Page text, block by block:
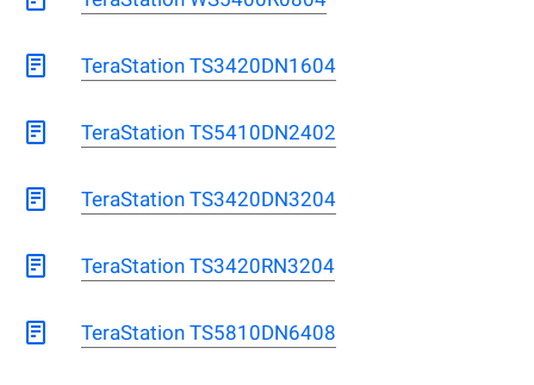
TeraStation TS3420DN1604
TeraStation TS5410DN2402
TeraStation TS3420DN3204
TeraStation TS3420RN3204
TeraStation TS5810DN6408